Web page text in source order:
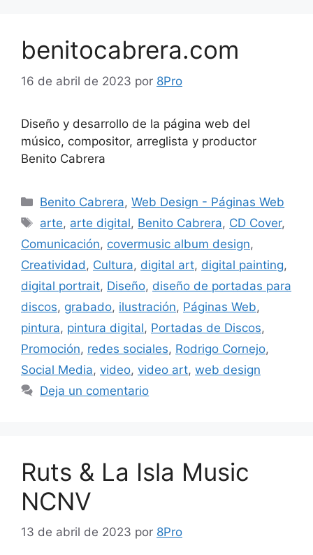
benitocabrera.com
16 de abril de 2023 por 8Pro
Diseño y desarrollo de la página web del
músico, compositor, arreglista y productor
Benito Cabrera
Benito Cabrera,Web Design - Páginas Web
arte, arte digital, Benito Cabrera, CD Cover,
Comunicación, covermusic album design,
Creatividad , Cultura, digital art, digital painting,
digital portrait, Diseño, diseño de portadas para
discos, grabado, ilustración, Páginas Web,
pintura, pintura digital, Portadas de Discos,
Promoción, redes sociales, Rodrigo Cornejo,
Social Media, video, video art, web design
Deja un comentario
Ruts & La Isla Music
NCNV
13 de abril de 2023 por 8Pro